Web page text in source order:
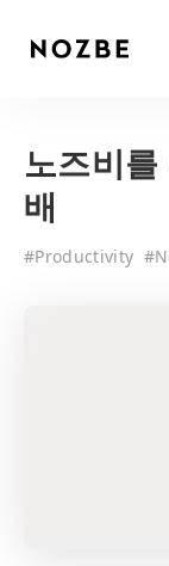
노즈비를
배
#Productivity #